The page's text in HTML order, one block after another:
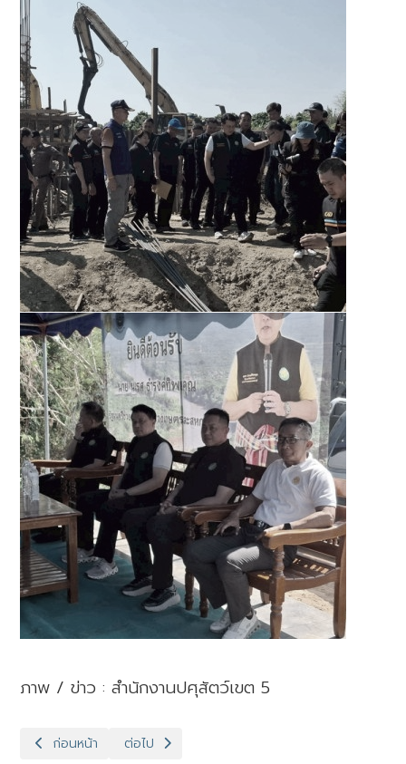
ภาพ / ข่าว : สำนักงานปศุสัตว์เขต 5
เนื้อหาก่อนหน้า: ปศุสัตว์เขต 5 ตรวจประเมินแปลงถั่วเหลืองอินทรีย์
ก่อนหน้า เนื้อหาถัดไป: ปศุสัตว์เขต 5 คัดเลือกหมู่บ้าน/กลุ่มธน
ต่อไป